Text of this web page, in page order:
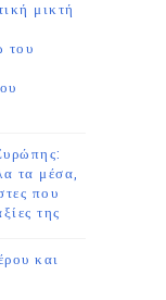
μικτή
του
τα μέσα,
που
της
και